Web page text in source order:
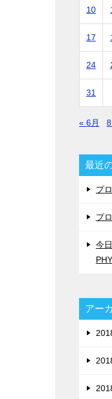
10
17
24
31
« 6月
最近
プ
プ
今
PHY
アー